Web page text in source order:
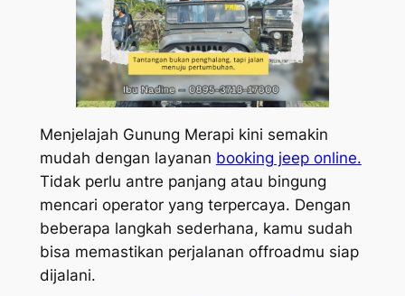
Menjelajah Gunung Merapi kini semakin
mudah dengan layanan booking jeep online.
Tidak perlu antre panjang atau bingung
mencari operator yang terpercaya. Dengan
beberapa langkah sederhana, kamu sudah
bisa memastikan perjalanan offroadmu siap
dijalani.